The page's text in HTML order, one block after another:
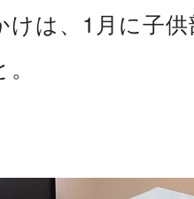
けは、1月に子